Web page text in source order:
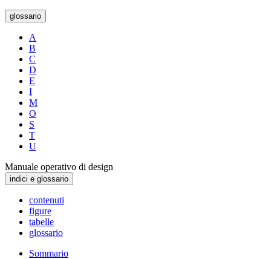
glossario
A
B
C
D
E
I
M
O
S
T
U
Manuale operativo di design
indici e glossario
contenuti
figure
tabelle
glossario
Sommario